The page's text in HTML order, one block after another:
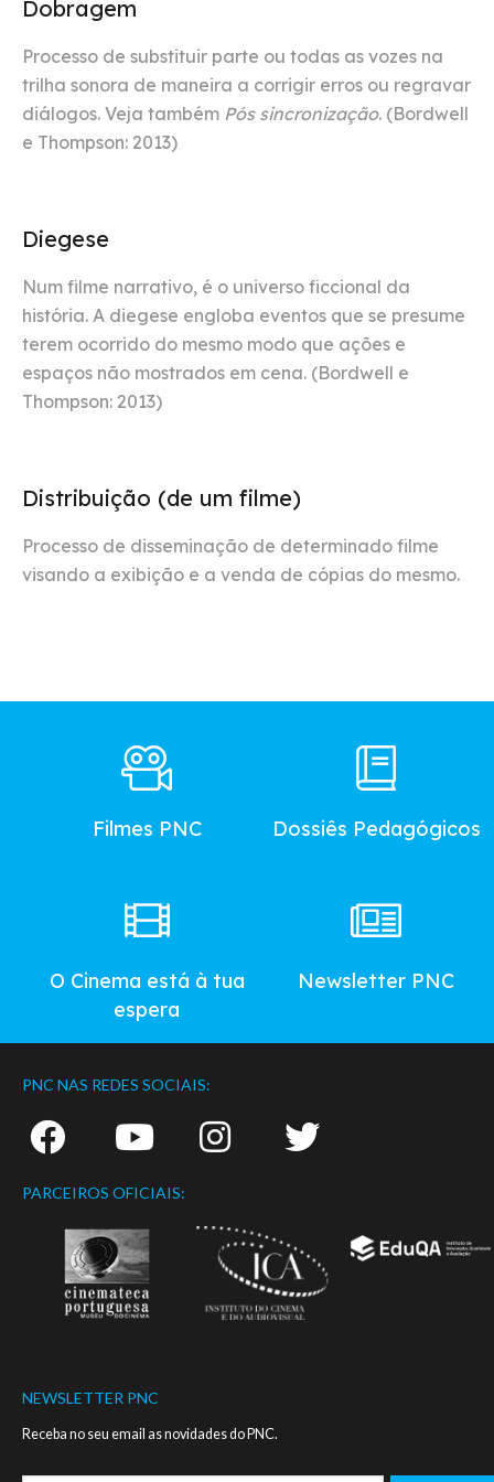
Dobragem
Processo de substituir parte ou todas as vozes na
trilha sonora de maneira a corrigir erros ou regravar
diálogos. Veja também Pós sincronização. (Bordwell
e Thompson: 2013)
Diegese
Num filme narrativo, é o universo ficcional da
história. A diegese engloba eventos que se presume
terem ocorrido do mesmo modo que ações e
espaços não mostrados em cena. (Bordwell e
Thompson: 2013)
Distribuição (de um filme)
Processo de disseminação de determinado filme
visando a exibição e a venda de cópias do mesmo.
Filmes PNC Dossiês Pedagógicos
O Cinema está à tua
espera
Newsletter PNC
PNC NAS REDES SOCIAIS:
PARCEIROS OFICIAIS:
NEWSLETTER PNC
Receba no seu email as novidades do PNC.